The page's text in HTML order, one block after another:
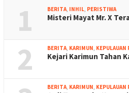
1 BERITA, INHIL, PERISTIWA
Misteri Mayat Mr. X
2 BERITA, KARIMUN, KEPULAUAN
Kejari Karimun Tahan
BERITA, KARIMUN, KEPULAUAN